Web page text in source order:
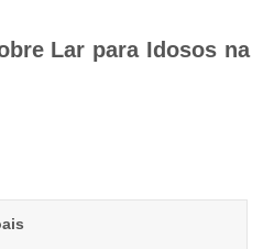
Lar para Idosos na